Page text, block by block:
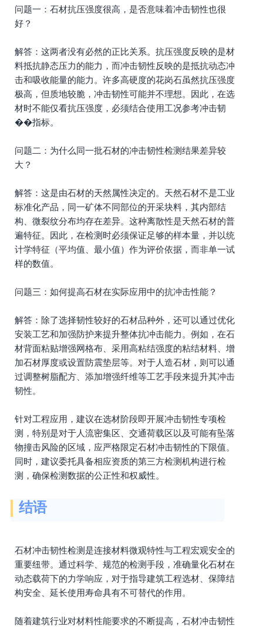
问题一：石材抗压强度很高，是否意味着冲击韧性也很
好？
解答：这两者没有必然的正比关系。抗压强度反映的是材
料抵抗静态压力的能力，而冲击韧性反映的是抵抗动态冲
击和吸收能量的能力。许多高硬度的花岗石虽然抗压强度
极高，但质地较脆，冲击韧性可能并不理想。因此，在选
材时不能仅看抗压强度，必须结合使用工况参考冲击韧
��指标。
问题二：为什么同一批石材的冲击韧性检测结果差异较
大？
解答：这是由石材的天然属性决定的。天然石材不是工业
标准化产品，同一矿体不同部位的开采块料，其内部结
构、微裂纹分布均存在差异。这种离散性是天然石材的普
遍特征。因此，在检测时必须保证足够的样本量，并以统
计学特征（平均值、最小值）作为评价依据，而非单一试
样的数值。
问题三：如何提高石材在实际应用中的抗冲击性能？
解答：除了选择韧性较好的石材品种外，还可以通过优化
安装工艺和加强防护来提升整体抗冲击能力。例如，在石
材背面粘贴增强网格布、采用高粘结强度的粘结材料、增
加石材厚度或设置防震垫层等。对于人造石材，则可以通
过调整树脂配方、添加增强纤维等工艺手段来提升其冲击
韧性。
针对工程应用，建议在选材阶段即开展冲击韧性专项检
测，特别是对于人流密集区、交通荷载区以及可能有坠落
物撞击风险的区域，应严格限定石材冲击韧性的下限值。
同时，建议委托具备相应资质的第三方检测机构进行检
测，确保检测数据的公正性和权威性。
结语
石材冲击韧性检测是连接材料微观特性与工程宏观安全的
重要纽带。通过科学、规范的检测手段，准确量化石材在
动态载荷下的力学响应，对于指导建筑工程选材、保障结
构安全、延长使用寿命具有不可替代的作用。
随着建筑行业对材料性能要求的不断提高，石材冲击韧性